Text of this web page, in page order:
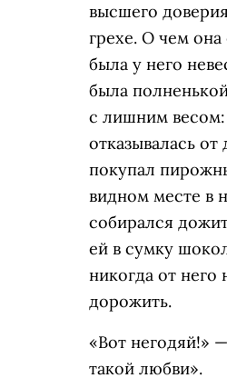
высшего
грехе. О чем
была у него
была
с лишним весом:
отказывалась
покупал
видном месте в
собирался
ей в сумку
никогда от него
дорожить.
«Вот негодяй!»
такой любви».